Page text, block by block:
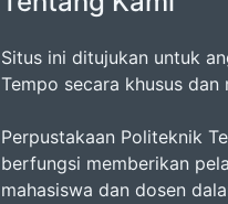
Situs ini ditujukan untuk
Tempo secara khusus
Perpustakaan Politeknik
berfungsi memberikan
mahasiswa dan dosen